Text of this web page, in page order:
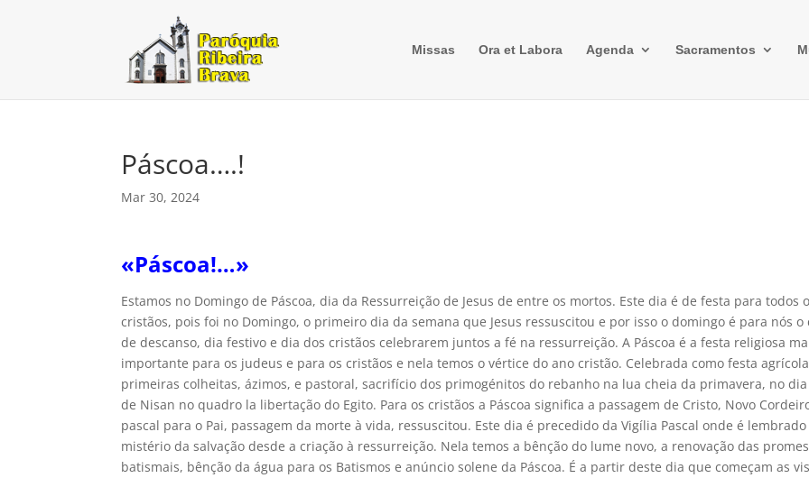
Missas Ora et Labora Agenda Sacramentos
Páscoa….!
Mar 30, 2024
«Páscoa!…»
Estamos no Domingo de Páscoa, dia da Ressurreição de Jesus de entre os mortos. Este dia é de festa para todos
cristãos, pois foi no Domingo, o primeiro dia da semana que Jesus ressuscitou e por isso o domingo é para nós o
de descanso, dia festivo e dia dos cristãos celebrarem juntos a fé na ressurreição. A Páscoa é a festa religiosa
importante para os judeus e para os cristãos e nela temos o vértice do ano cristão. Celebrada como festa
primeiras colheitas, ázimos, e pastoral, sacrifício dos primogénitos do rebanho na lua cheia da primavera, no
de Nisan no quadro la libertação do Egito. Para os cristãos a Páscoa significa a passagem de Cristo, Novo
pascal para o Pai, passagem da morte à vida, ressuscitou. Este dia é precedido da Vigília Pascal onde é lembrado
mistério da salvação desde a criação à ressurreição. Nela temos a bênção do lume novo, a renovação das
batismais, bênção da água para os Batismos e anúncio solene da Páscoa. É a partir deste dia que começam as